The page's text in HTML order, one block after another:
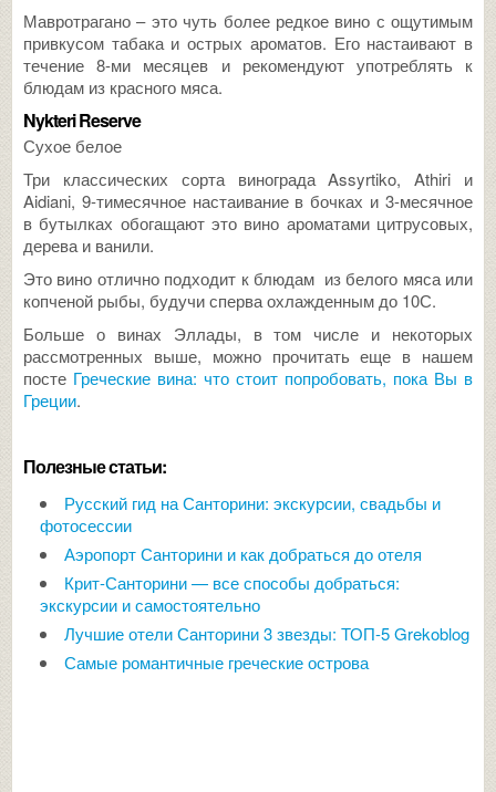
Мавротрагано – это чуть более редкое вино с ощутимым
привкусом табака и острых ароматов. Его настаивают в
течение 8-ми месяцев и рекомендуют употреблять к
блюдам из красного мяса.
Nykteri Reserve
Сухое белое
Три классических сорта винограда Assyrtiko, Athiri и
Aidiani, 9-тимесячное настаивание в бочках и 3-месячное
в бутылках обогащают это вино ароматами цитрусовых,
дерева и ванили.
Это вино отлично подходит к блюдам из белого мяса или
копченой рыбы, будучи сперва охлажденным до 10С.
Больше о винах Эллады, в том числе и некоторых
рассмотренных выше, можно прочитать еще в нашем
посте Греческие вина: что стоит попробовать, пока Вы в
Греции.
Полезные статьи:
Русский гид на Санторини: экскурсии, свадьбы и
фотосессии
Аэропорт Санторини и как добраться до отеля
Крит-Санторини — все способы добраться:
экскурсии и самостоятельно
Лучшие отели Санторини 3 звезды: ТОП-5 Grekoblog
Самые романтичные греческие острова